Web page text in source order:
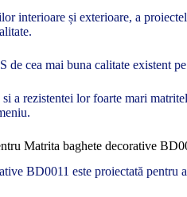
interioare și exterioare, a
de cea mai buna calitate existent
a rezistentei lor foarte mari
Matrita baghete decorative
BD0011 este proiectată pentru